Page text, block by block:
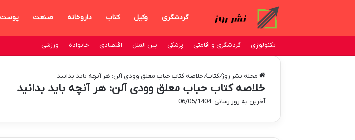
گردشگری وکیل کتاب داروخانه صنعت پوست
تکنولوژی گردشگری و اقامتی پزشکی بین الملل اقتصادی خانواده ورزشی
مجله نشر روز/کتاب/خلاصه کتاب حباب معلق وودی آلن: هر آنچه باید بدانید
خلاصه کتاب حباب معلق وودی آلن: هر آنچه باید بدانید
آخرین به روز رسانی: 06/05/1404